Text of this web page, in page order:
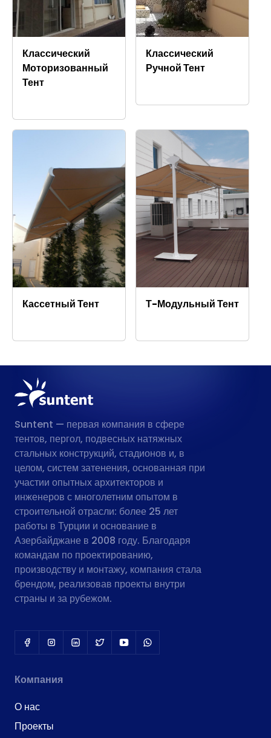
Классический
Моторизованный
Тент
Классический
Ручной Тент
Кассетный Тент Т-Модульный Тент
Suntent — первая компания в сфере
тентов, пергол, подвесных натяжных
стальных конструкций, стадионов и, в
целом, систем затенения, основанная при
участии опытных архитекторов и
инженеров с многолетним опытом в
строительной отрасли: более 25 лет
работы в Турции и основание в
Азербайджане в 2008 году. Благодаря
командам по проектированию,
производству и монтажу, компания стала
брендом, реализовав проекты внутри
страны и за рубежом.
Компания
О нас
Проекты